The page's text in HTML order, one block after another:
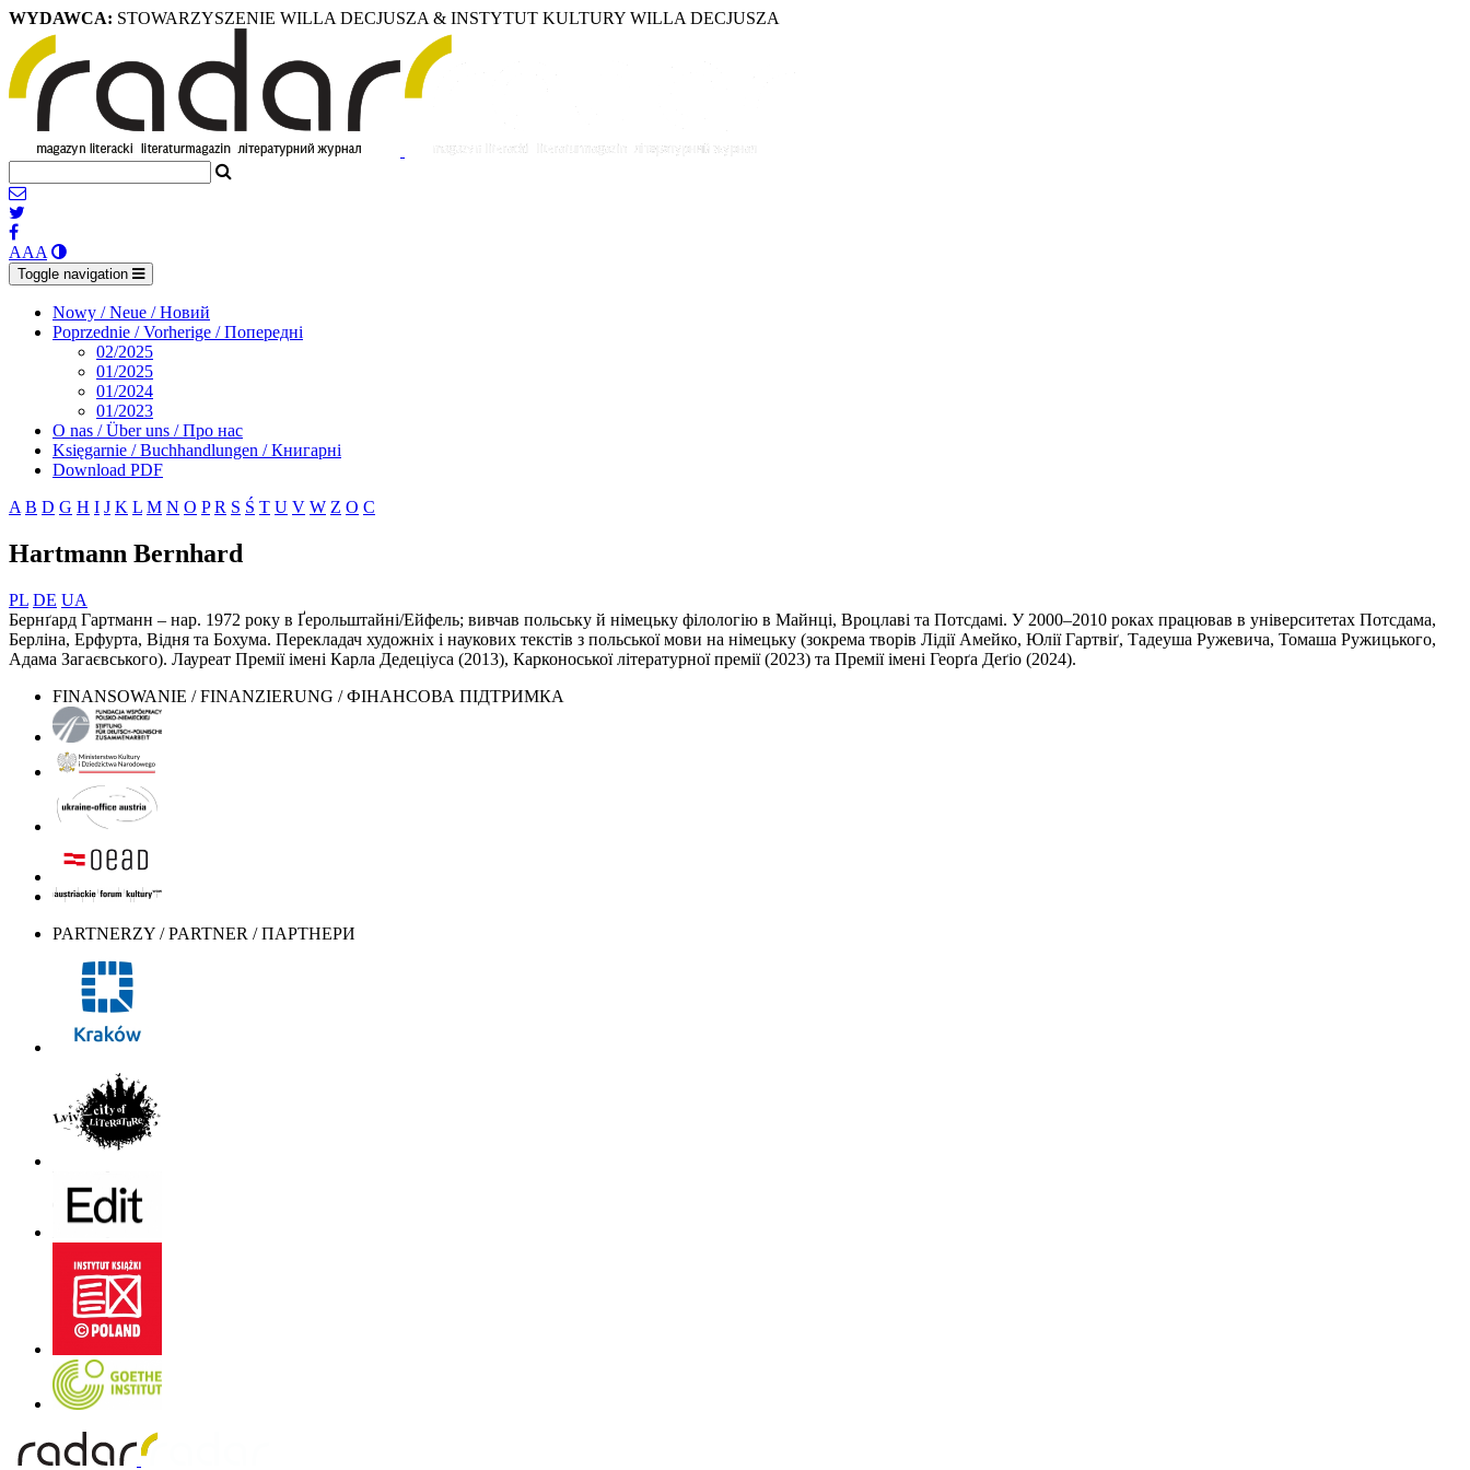
WYDAWCA: STOWARZYSZENIE WILLA DECJUSZA & INSTYTUT KULTURY WILLA DECJUSZA
AAA
Toggle navigation
Nowy / Neue / Новий
Poprzednie / Vorherige / Попередні
02/2025
01/2025
01/2024
01/2023
O nas / Über uns / Про нас
Księgarnie / Buchhandlungen / Книгарні
Download PDF
A B D G H I J K L M N O P R S Ś T U V W Z О С
Hartmann Bernhard
PL DE UA
Бернґард Гартманн – нар. 1972 року в Ґерольштайні/Ейфель; вивчав польську й німецьку філологію в Майнці, Вроцлаві та Потсдамі. У 2000–2010 роках працював в університетах Потсдама,
Берліна, Ерфурта, Відня та Бохума. Перекладач художніх і наукових текстів з польської мови на німецьку (зокрема творів Лідії Амейко, Юлії Гартвіґ, Тадеуша Ружевича, Томаша Ружицького,
Адама Загаєвського). Лауреат Премії імені Карла Дедеціуса (2013), Карконоської літературної премії (2023) та Премії імені Георґа Деґіо (2024).
FINANSOWANIE / FINANZIERUNG / ФІНАНСОВА ПІДТРИМКА
PARTNERZY / PARTNER / ПАРТНЕРИ